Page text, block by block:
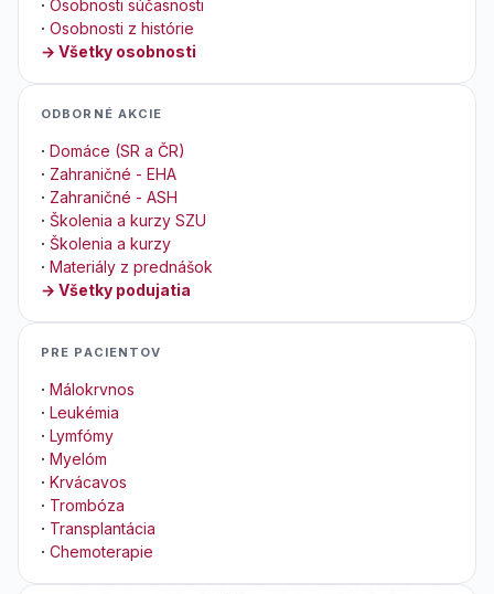
· Osobnosti súčasnosti
· Osobnosti z histórie
→ Všetky osobnosti
ODBORNÉ AKCIE
· Domáce (SR a ČR)
· Zahraničné - EHA
· Zahraničné - ASH
· Školenia a kurzy SZU
· Školenia a kurzy
· Materiály z prednášok
→ Všetky podujatia
PRE PACIENTOV
· Málokrvnos
· Leukémia
· Lymfómy
· Myelóm
· Krvácavos
· Trombóza
· Transplantácia
· Chemoterapie